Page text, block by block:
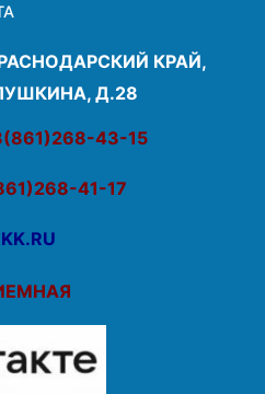
КРАЙ,
Д.28
43-15
41-17